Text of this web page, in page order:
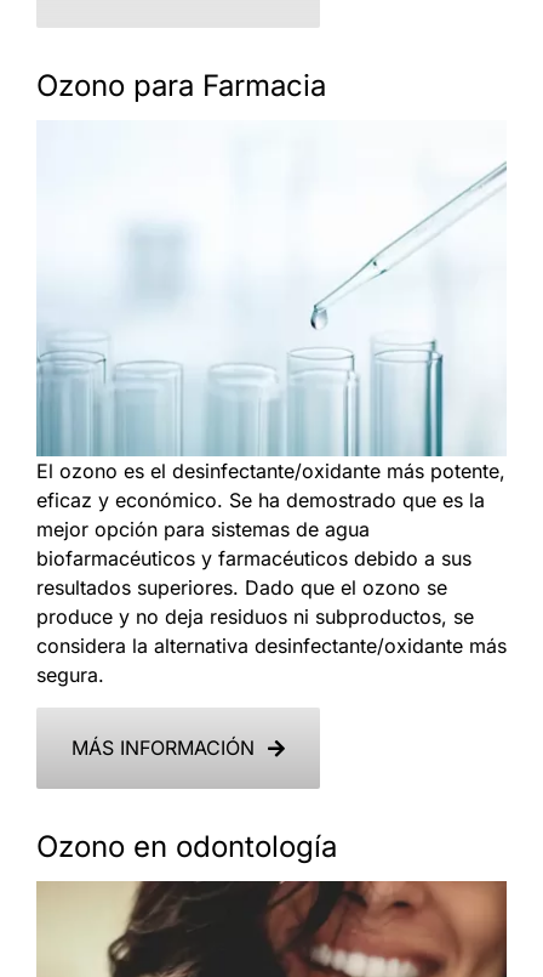
Ozono para Farmacia
El ozono es el desinfectante/oxidante más potente,
eficaz y económico. Se ha demostrado que es la
mejor opción para sistemas de agua
biofarmacéuticos y farmacéuticos debido a sus
resultados superiores. Dado que el ozono se
produce y no deja residuos ni subproductos, se
considera la alternativa desinfectante/oxidante más
segura.
MÁS INFORMACIÓN
Ozono en odontología